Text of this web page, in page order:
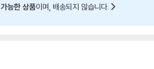
능한 상품이며, 배송되지 않습니다.